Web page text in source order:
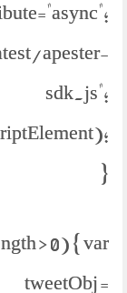
apester-
sdk.js";
}
> 0) { var
tweetObj =